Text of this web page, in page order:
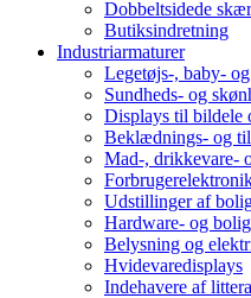
Dobbeltsidede
Butiksindretning
Industriarmaturer
Legetøjs-, baby-
Sundheds- og
Displays til bildele
Beklædnings- og
Mad-, drikkevare-
Udstillinger af
Hardware- og
Belysning og
Hvidevaredisplays
Indehavere af